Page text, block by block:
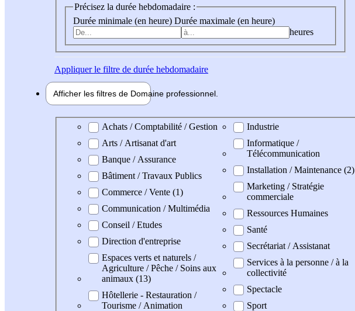
Précisez la durée hebdomadaire :
Durée minimale (en heure) Durée maximale (en heure)
heures
Appliquerle filtre de durée hebdomadaire
Afficher les filtres de Domaine professionnel
Domaine professionel
Achats / Comptabilité / Gestion
Arts / Artisanat d'art
Banque / Assurance
Bâtiment / Travaux Publics
Commerce / Vente (1)
Communication / Multimédia
Conseil / Etudes
Direction d'entreprise
Espaces verts et naturels /
Agriculture / Pêche / Soins aux
animaux (13)
Hôtellerie - Restauration /
Tourisme / Animation
Industrie
Informatique /
Télécommunication
Installation / Maintenance (2)
Marketing / Stratégie
commerciale
Ressources Humaines
Santé
Secrétariat / Assistanat
Services à la personne / à la
collectivité
Spectacle
Sport